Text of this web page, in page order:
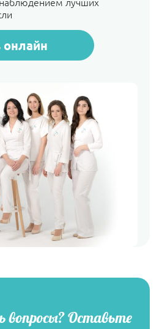
онлайн
вопросы?Оставьте